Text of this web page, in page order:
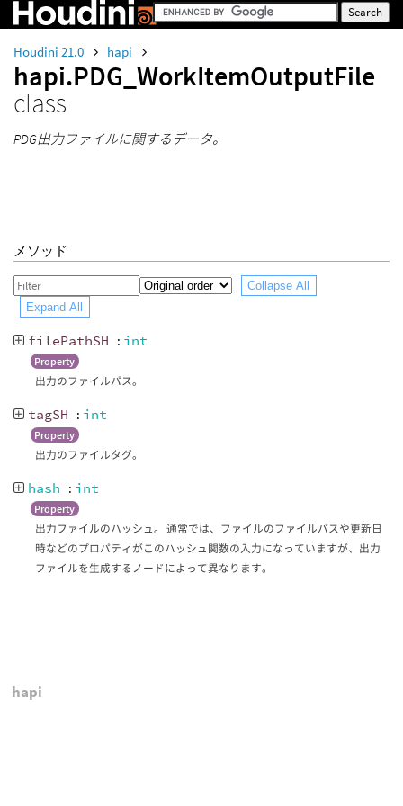
Houdini 21.0 hapi
hapi.PDG_WorkItemOutputFile
class
PDG出力ファイルに関するデータ。
メソッド
Collapse All
Expand All
filePathSH : int
Property
出力のファイルパス。
tagSH : int
Property
出力のファイルタグ。
hash : int
Property
出力ファイルのハッシュ。 通常では、ファイルのファイルパスや更新日
時などのプロパティがこのハッシュ関数の入力になっていますが、出力
ファイルを生成するノードによって異なります。
hapi